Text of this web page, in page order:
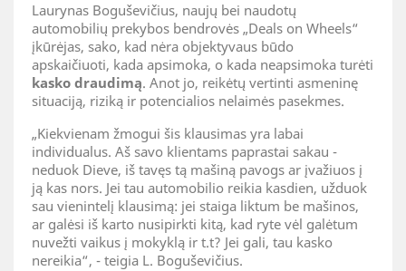
Laurynas Boguševičius, naujų bei naudotų
automobilių prekybos bendrovės „Deals on Wheels“
įkūrėjas, sako, kad nėra objektyvaus būdo
apskaičiuoti, kada apsimoka, o kada neapsimoka turėti
kasko draudimą. Anot jo, reikėtų vertinti asmeninę
situaciją, riziką ir potencialios nelaimės pasekmes.
„Kiekvienam žmogui šis klausimas yra labai
individualus. Aš savo klientams paprastai sakau -
neduok Dieve, iš tavęs tą mašiną pavogs ar įvažiuos į
ją kas nors. Jei tau automobilio reikia kasdien, užduok
sau vienintelį klausimą: jei staiga liktum be mašinos,
ar galėsi iš karto nusipirkti kitą, kad ryte vėl galėtum
nuvežti vaikus į mokyklą ir t.t? Jei gali, tau kasko
nereikia“, - teigia L. Boguševičius.